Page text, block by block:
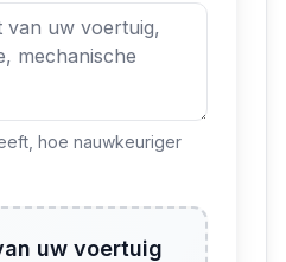
hoe nauwkeuriger
uw voertuig